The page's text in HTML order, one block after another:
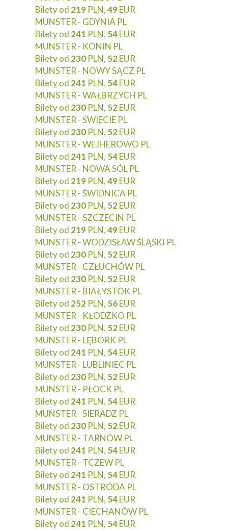
Bilety od 219 PLN,49EUR
MUNSTER - GDYNIA PL
Bilety od 241 PLN, 54EUR
MUNSTER - KONIN PL
Bilety od 230 PLN, 52EUR
MUNSTER - NOWY SĄCZ PL
Bilety od 241 PLN, 54EUR
MUNSTER - WAŁBRZYCH PL
Bilety od 230 PLN, 52EUR
MUNSTER - ŚWIECIE PL
Bilety od 230 PLN, 52EUR
MUNSTER - WEJHEROWO PL
Bilety od 241 PLN, 54EUR
MUNSTER - NOWA SÓL PL
Bilety od 219 PLN,49EUR
MUNSTER - ŚWIDNICA PL
Bilety od 230 PLN, 52EUR
MUNSTER - SZCZECIN PL
Bilety od 219 PLN,49EUR
MUNSTER - WODZISŁAW ŚLĄSKI PL
Bilety od 230 PLN, 52EUR
MUNSTER - CZŁUCHÓW PL
Bilety od 230 PLN, 52EUR
MUNSTER - BIAŁYSTOK PL
Bilety od 252 PLN, 56EUR
MUNSTER - KŁODZKO PL
Bilety od 230 PLN, 52EUR
MUNSTER - LĘBORK PL
Bilety od 241 PLN, 54EUR
MUNSTER - LUBLINIEC PL
Bilety od 230 PLN, 52EUR
MUNSTER - PŁOCK PL
Bilety od 241 PLN, 54EUR
MUNSTER - SIERADZ PL
Bilety od 230 PLN, 52EUR
MUNSTER - TARNÓW PL
Bilety od 241 PLN, 54EUR
MUNSTER - TCZEW PL
Bilety od 241 PLN, 54EUR
MUNSTER - OSTRÓDA PL
Bilety od 241 PLN, 54EUR
MUNSTER - CIECHANÓW PL
Bilety od 241 PLN, 54EUR